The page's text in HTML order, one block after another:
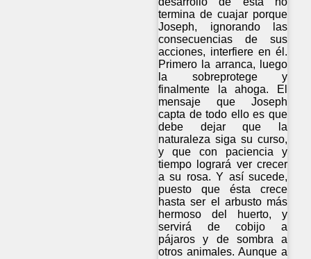
termina de cuajar porque
Joseph, ignorando las
consecuencias de sus
acciones, interfiere en él.
Primero la arranca, luego
la sobreprotege y
finalmente la ahoga. El
mensaje que Joseph
capta de todo ello es que
debe dejar que la
naturaleza siga su curso,
y que con paciencia y
tiempo logrará ver crecer
a su rosa. Y así sucede,
puesto que ésta crece
hasta ser el arbusto más
hermoso del huerto, y
servirá de cobijo a
pájaros y de sombra a
otros animales. Aunque a